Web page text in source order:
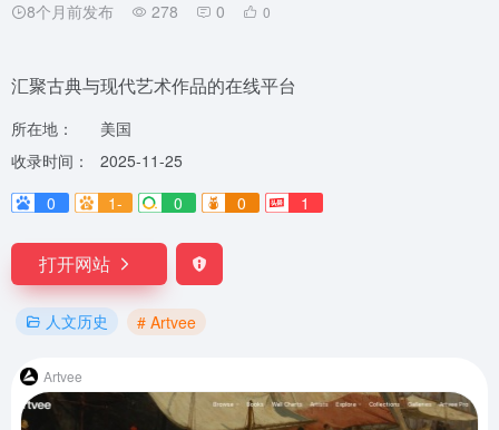
8个月前发布 278 0 0
汇聚古典与现代艺术作品的在线平台
所在地：
美国
收录时间：
2025-11-25
0
1- 0 0 1
打开网站
人文历史 # Artvee
Artvee